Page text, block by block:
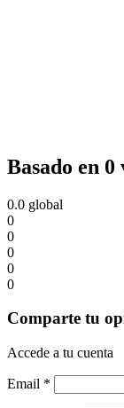
Basado en
0.0 global
0
0
0
0
0
Comparte tu
Accede a tu cuenta
Email *